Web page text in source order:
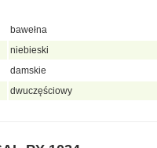
bawełna
niebieski
damskie
dwuczęściowy